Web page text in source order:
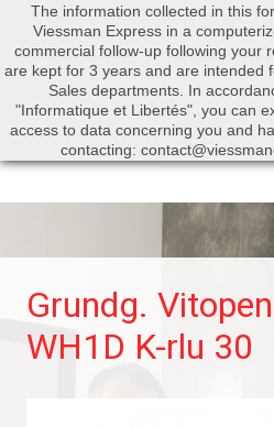

Grundg.
WH1D K-rlu 30
The information collected in this
Viessman Express in a
commercial follow-up following your
are kept for 3 years and are intended
Sales departments. In
"Informatique et Libertés", you can
access to data concerning you and
contacting: